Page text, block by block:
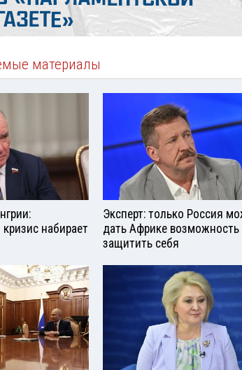
материалы
набирает
Эксперт: только Россия
дать Африке возможность
защитить себя